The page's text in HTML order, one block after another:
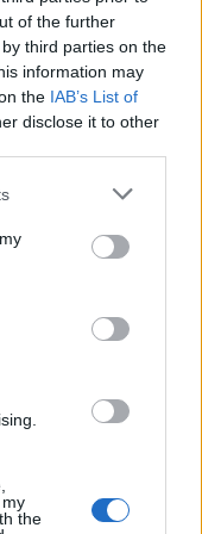
of the further
third parties on the
information may
the IAB’s List of
disclose it to other
the
Intel
18. sezon
Gamers8 w
najeździł się po
roku otarł się
z 9INE o to, by
2024 okazało się
aż tak dużego
w nie był nie
bolesne
IEM Rio,
się bowiem
na IEM Cologne
lepiej, ale
radził sobie w